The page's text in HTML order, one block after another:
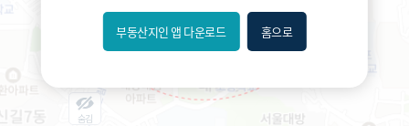
숨김
부동산지인 앱 다운로드 홈으로